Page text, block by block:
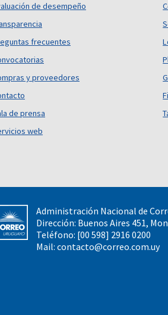
de desempeño
frecuentes
y proveedores
de prensa
web
Administración Nacional de
Dirección: Buenos Aires 451,
Teléfono: [00 598] 2916 0200
Mail: contacto@correo.com.uy